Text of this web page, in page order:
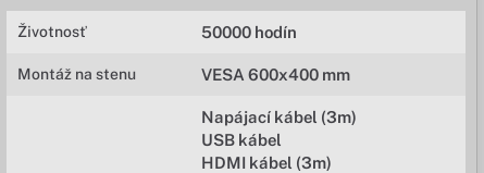
Životnosť 50000 hodín
Montáž na stenu VESA 600x400 mm
Napájací kábel (3m)
USB kábel
HDMI kábel (3m)